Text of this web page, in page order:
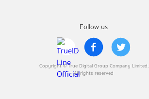
Follow us
Copyright © True Digital Group Company Limited.
All rights reserved